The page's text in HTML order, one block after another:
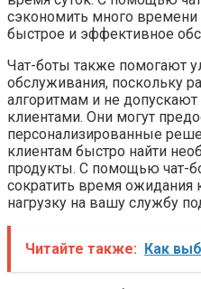
сэкономить много времени
быстрое и эффективное
Чат-боты также помогают
обслуживания, поскольку
алгоритмам и не
клиентами. Они могут
персонализированные
клиентам быстро найти
продукты. С помощью чат-
сократить время ожидания
нагрузку на вашу службу
Читайте также: Как